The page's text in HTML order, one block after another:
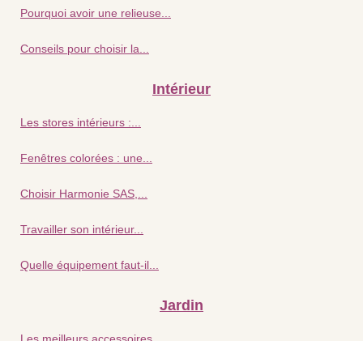
Pourquoi avoir une relieuse...
Conseils pour choisir la...
Intérieur
Les stores intérieurs :...
Fenêtres colorées : une...
Choisir Harmonie SAS,...
Travailler son intérieur...
Quelle équipement faut-il...
Jardin